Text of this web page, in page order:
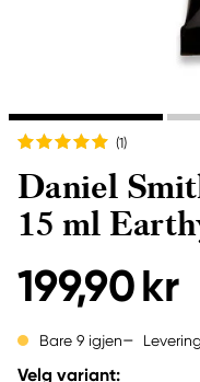
(1)
Daniel
15 ml
199,90 kr
Bare 9 igjen
Velg variant: